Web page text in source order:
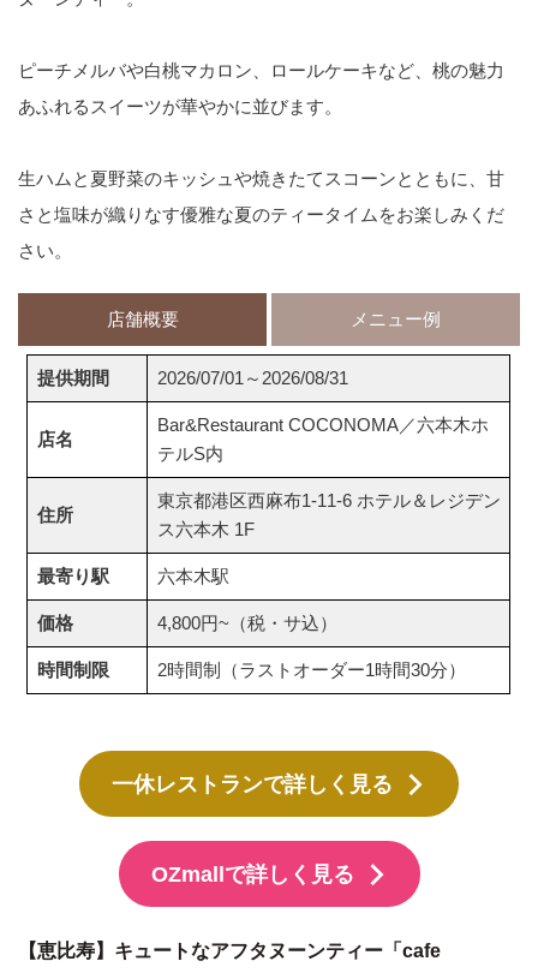
ピーチメルバや白桃マカロン、ロールケーキなど、桃の魅力
あふれるスイーツが華やかに並びます。
生ハムと夏野菜のキッシュや焼きたてスコーンとともに、甘
さと塩味が織りなす優雅な夏のティータイムをお楽しみくだ
さい。
店舗概要 メニュー例
提供期間 2026/07/01～2026/08/31
店名
Bar&Restaurant COCONOMA／六本木ホ
テルS内
住所
東京都港区西麻布1-11-6 ホテル＆レジデン
ス六本木 1F
最寄り駅 六本木駅
価格 4,800円~（税・サ込）
時間制限 2時間制（ラストオーダー1時間30分）
一休レストランで詳しく見る
OZmallで詳しく見る
【恵比寿】キュートなアフタヌーンティー「cafe